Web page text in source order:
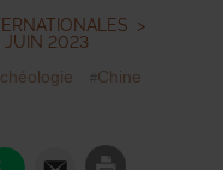
>
JUIN 2023
Chine